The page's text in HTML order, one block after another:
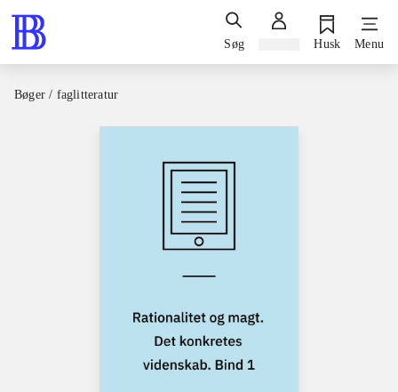
Søg Husk Menu
Bøger / faglitteratur